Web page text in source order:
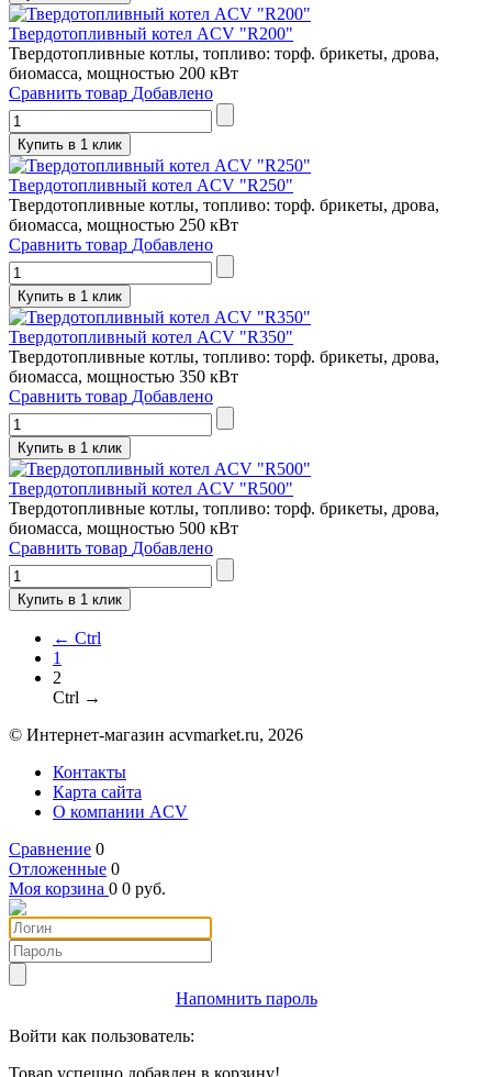
Твердотопливный котел ACV "R200"
Твердотопливные котлы, топливо: торф. брикеты, дрова,
биомасса, мощностью 200 кВт
Сравнить товар Добавлено
Купить в 1 клик
Твердотопливный котел ACV "R250"
Твердотопливные котлы, топливо: торф. брикеты, дрова,
биомасса, мощностью 250 кВт
Сравнить товар Добавлено
Купить в 1 клик
Твердотопливный котел ACV "R350"
Твердотопливные котлы, топливо: торф. брикеты, дрова,
биомасса, мощностью 350 кВт
Сравнить товар Добавлено
Купить в 1 клик
Твердотопливный котел ACV "R500"
Твердотопливные котлы, топливо: торф. брикеты, дрова,
биомасса, мощностью 500 кВт
Сравнить товар Добавлено
Купить в 1 клик
← Ctrl
1
2
Ctrl →
© Интернет-магазин acvmarket.ru, 2026
Контакты
Карта сайта
О компании ACV
Сравнение 0
Отложенные 0
Моя корзина 0 0 руб.
Напомнить пароль
Войти как пользователь:
Товар успешно добавлен в корзину!